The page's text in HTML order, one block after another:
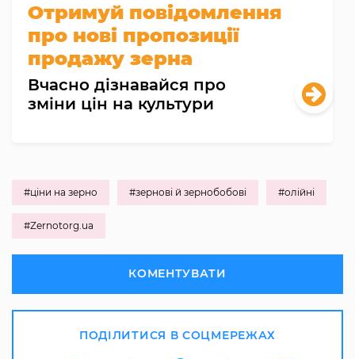
Отримуй повідомлення
про нові пропозиції
продажу зерна
Вчасно дізнавайся про
зміни цін на культури
#ціни на зерно #зернові й зернобобові #олійні
#Zernotorg.ua
КОМЕНТУВАТИ
ПОДІЛИТИСЯ В СОЦМЕРЕЖАХ